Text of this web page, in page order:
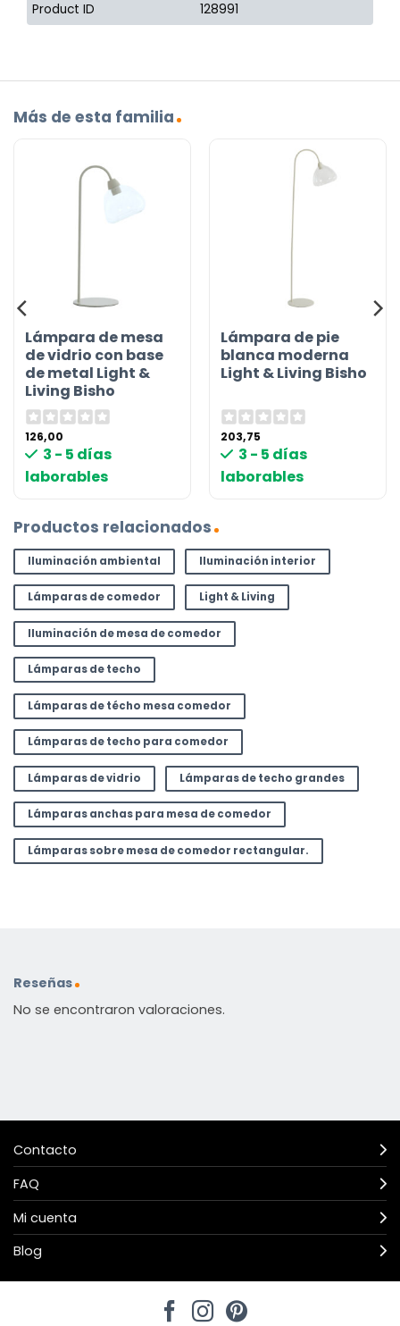
Product ID
128991
Más de esta familia
Lámpara de mesa
de vidrio con base
de metal Light &
Living Bisho
126,00
3 - 5 días
laborables
Lámpara de pie
blanca moderna
Light & Living Bisho
203,75
3 - 5 días
laborables
Productos relacionados
Iluminación ambiental Iluminación interior
Lámparas de comedor Light & Living
Iluminación de mesa de comedor
Lámparas de techo
Lámparas de técho mesa comedor
Lámparas de techo para comedor
Lámparas de vidrio Lámparas de techo grandes
Lámparas anchas para mesa de comedor
Lámparas sobre mesa de comedor rectangular.
Reseñas
No se encontraron valoraciones.
Contacto
FAQ
Mi cuenta
Blog